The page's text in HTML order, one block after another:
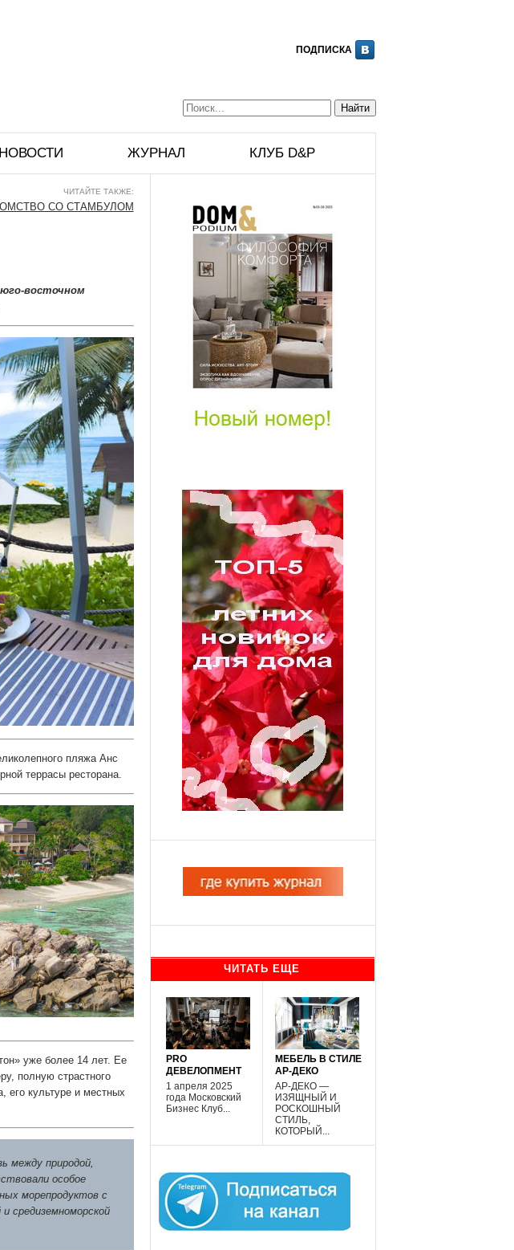
ПОДПИСКА
НОВОСТИ ЖУРНАЛ КЛУБ D&P
ЧИТАЙТЕ ТАКЖЕ:
СО СТАМБУЛОМ
юго-восточном
пляжа Анс
террасы ресторана.
уже более 14 лет. Ее
полную страстного
его культуре и местных
между природой,
особое
морепродуктов с
средиземноморской
ЧИТАТЬ ЕЩЕ
PRO
ДЕВЕЛОПМЕНТ
1 апреля 2025
года Московский
Бизнес Клуб...
МЕБЕЛЬ В СТИЛЕ
АР-ДЕКО
АР-ДЕКО —
ИЗЯЩНЫЙ И
РОСКОШНЫЙ
СТИЛЬ,
КОТОРЫЙ...